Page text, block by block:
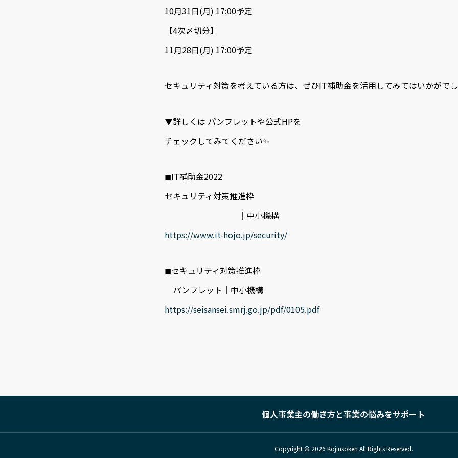
10月31日(月) 17:00予定
【4次〆切分】
11月28日(月) 17:00予定
セキュリティ対策を考えている方は、ぜひIT補助金を活用してみてはいかがで
▼詳しくは パンフレットや公式HPを
チェックしてみてください✨
◼︎IT補助金2022
セキュリティ対策推進枠
｜中小機構
https://www.it-hojo.jp/security/
◼︎セキュリティ対策推進枠
パンフレット｜中小機構
https://seisansei.smrj.go.jp/pdf/0105.pdf
個人事業主の働き方と事業の悩みをサポート
Copyright © 2026 Kojinsoken All Rights Reserved.